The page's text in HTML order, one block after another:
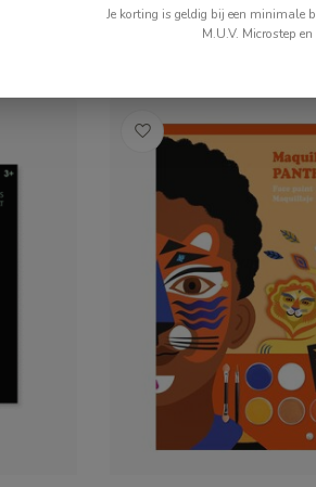
Op voorraad
Je korting is geldig bij een minimale
M.U.V. Microstep